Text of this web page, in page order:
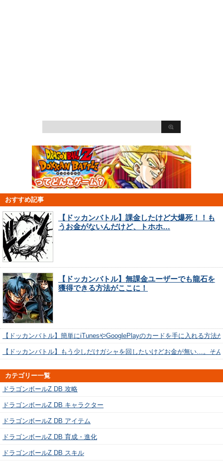
おすすめ記事
【ドッカンバトル】課金したけど大爆死！！も
うお金がないんだけど、トホホ…
【ドッカンバトル】無課金ユーザーでも龍石を
獲得できる方法がここに！
【ドッカンバトル】簡単にiTunesやGooglePlayのカードを手に入れる方法
【ドッカンバトル】もう少しだけガシャを回したいけどお金が無い…。そ
カテゴリー一覧
ドラゴンボールZ DB 攻略
ドラゴンボールZ DB キャラクター
ドラゴンボールZ DB アイテム
ドラゴンボールZ DB 育成・進化
ドラゴンボールZ DB スキル